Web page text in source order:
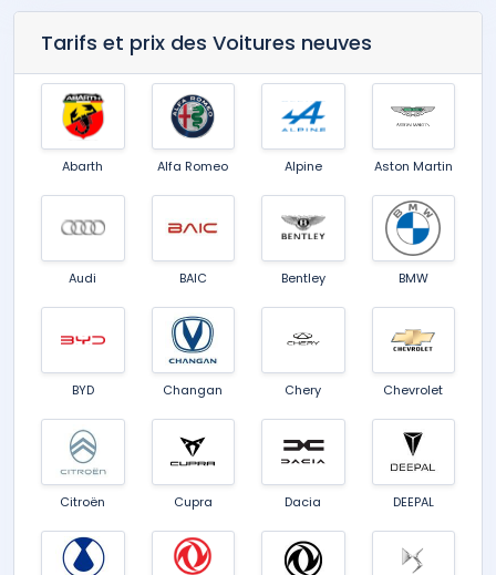
Tarifs et prix des Voitures neuves
Abarth Alfa Romeo Alpine Aston Martin
Audi BAIC Bentley BMW
BYD Changan Chery Chevrolet
Citroën Cupra Dacia DEEPAL